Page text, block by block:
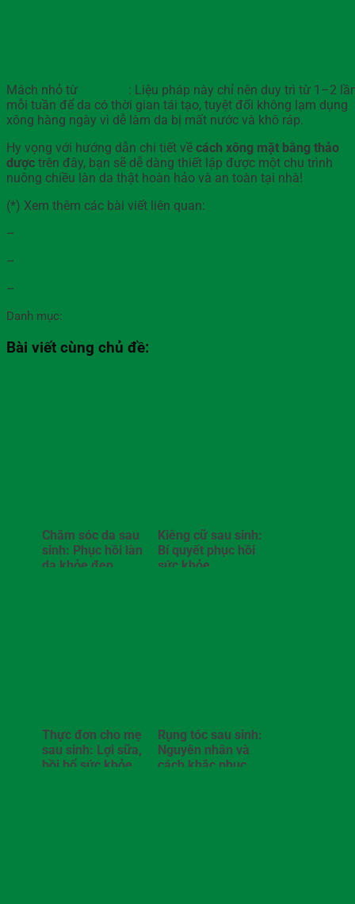
Mách nhỏ từ
: Liệu pháp này chỉ nên duy trì từ 1–2
mỗi tuần để da có thời gian tái tạo, tuyệt đối không lạm dụng
xông hàng ngày vì dễ làm da bị mất nước và khô ráp.
Hy vọng với hướng dẫn chi tiết về cách xông mặt bằng thảo
dược trên đây, bạn sẽ dễ dàng thiết lập được một chu trình
nuông chiều làn da thật hoàn hảo và an toàn tại nhà!
(*) Xem thêm các bài viết liên quan:
–
–
–
Danh mục:
Bài viết cùng chủ đề:
Chăm sóc da sau
sinh: Phục hồi làn
da khỏe đẹp
Kiêng cữ sau sinh:
Bí quyết phục hồi
sức khỏe
Thực đơn cho mẹ
sau sinh: Lợi sữa,
bồi bổ sức khỏe
Rụng tóc sau sinh:
Nguyên nhân và
cách khắc phục